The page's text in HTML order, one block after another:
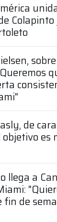
de
objetivo
llega a
fin de